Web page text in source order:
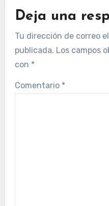
Deja una
Tu dirección de correo
publicada. Los campos
con *
Comentario *